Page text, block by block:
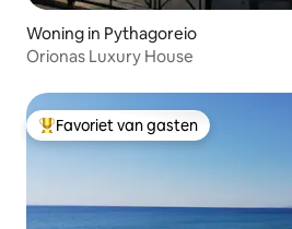
Woning in Pythagoreio
Orionas Luxury House
Topfavoriet van gasten
Favoriet van gasten